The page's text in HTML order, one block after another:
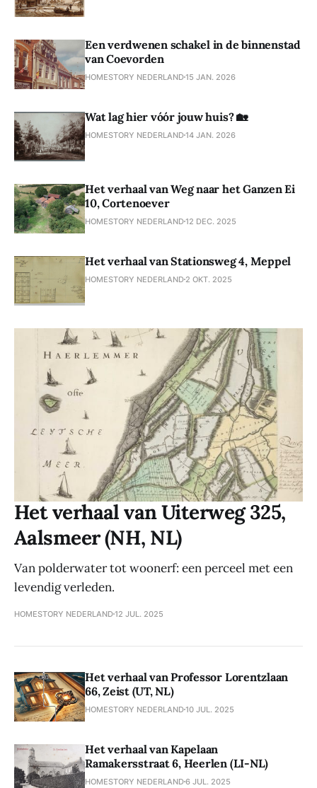
Een verdwenen schakel in de binnenstad
van Coevorden
HOMESTORY NEDERLAND15 JAN. 2026
Wat lag hier vóór jouw huis? 🏡
HOMESTORY NEDERLAND14 JAN. 2026
Het verhaal van Weg naar het Ganzen Ei
10, Cortenoever
HOMESTORY NEDERLAND12 DEC. 2025
Het verhaal van Stationsweg 4, Meppel
HOMESTORY NEDERLAND 2 OKT. 2025
Het verhaal van Uiterweg 325,
Aalsmeer (NH, NL)
Van polderwater tot woonerf: een perceel met een
levendig verleden.
HOMESTORY NEDERLAND12 JUL. 2025
Het verhaal van Professor Lorentzlaan
66, Zeist (UT, NL)
HOMESTORY NEDERLAND10 JUL. 2025
Het verhaal van Kapelaan
Ramakersstraat 6, Heerlen (LI-NL)
HOMESTORY NEDERLAND6 JUL. 2025